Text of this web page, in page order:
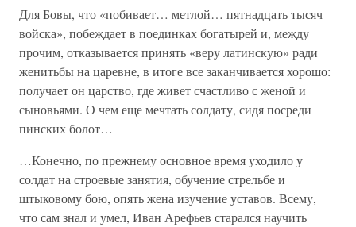
Для Бовы, что «побивает… метлой… пятнадцать тысяч
войска», побеждает в поединках богатырей и, между
прочим, отказывается принять «веру латинскую» ради
женитьбы на царевне, в итоге все заканчивается хорошо:
получает он царство, где живет счастливо с женой и
сыновьями. О чем еще мечтать солдату, сидя посреди
пинских болот…
…Конечно, по прежнему основное время уходило у
солдат на строевые занятия, обучение стрельбе и
штыковому бою, опять жена изучение уставов. Всему,
что сам знал и умел, Иван Арефьев старался научить